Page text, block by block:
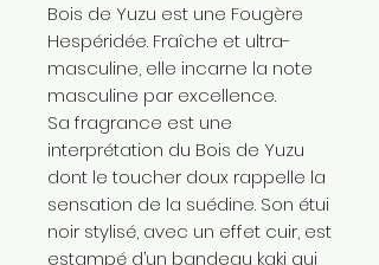
Bois de Yuzu est une Fougère
Hespéridée. Fraîche et ultra-
masculine, elle incarne la note
masculine par excellence.
Sa fragrance est une
interprétation du Bois de Yuzu
dont le toucher doux rappelle la
sensation de la suédine. Son étui
noir stylisé, avec un effet cuir, est
estampé d’un bandeau kaki qui